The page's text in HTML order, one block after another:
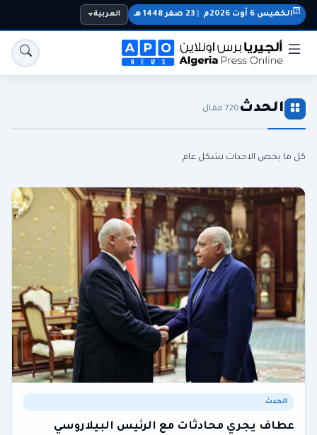
الجالية المنتخب الوطني سياسة
اقتصاد رياضة
الخميس 6 أوت 2026م 23 صفر 1448 هـ العربية
الحدث 720 مقال
كل ما يخص الاحداث بشكل عام
الحدث
عطاف يجري محادثات مع الرئيس البيلاروسي